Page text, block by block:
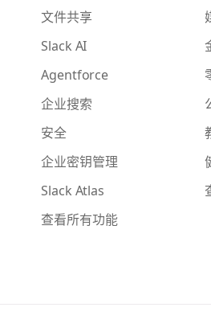
文件共享
Slack AI
Agentforce
企业搜索
安全
企业密钥管理
Slack Atlas
查看所有功能